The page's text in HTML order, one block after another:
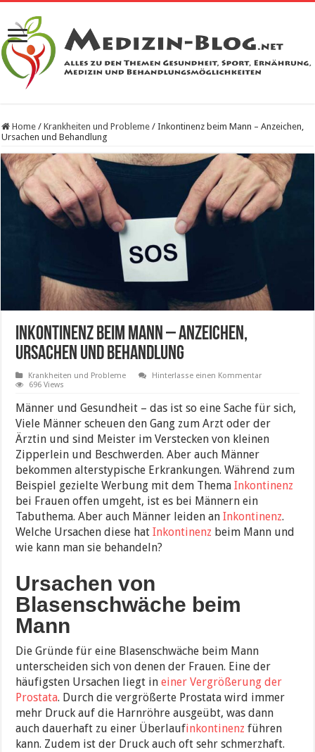
Home / Krankheiten und Probleme / Inkontinenz beim Mann – Anzeichen,
Ursachen und Behandlung
Inkontinenz beim Mann – Anzeichen,
Ursachen und Behandlung
Krankheiten und Probleme
Hinterlasse einen Kommentar
696 Views
Männer und Gesundheit – das ist so eine Sache für sich,
Viele Männer scheuen den Gang zum Arzt oder der
Ärztin und sind Meister im Verstecken von kleinen
Zipperlein und Beschwerden. Aber auch Männer
bekommen alterstypische Erkrankungen. Während zum
Beispiel gezielte Werbung mit dem ThemaInkontinenz
bei Frauen offen umgeht, ist es bei Männern ein
Tabuthema. Aber auch Männer leiden anInkontinenz.
Welche Ursachen diese hatInkontinenz beim Mann und
wie kann man sie behandeln?
Ursachen von
Blasenschwäche beim
Mann
Die Gründe für eine Blasenschwäche beim Mann
unterscheiden sich von denen der Frauen. Eine der
häufigsten Ursachen liegt ineiner Vergrößerung der
Prostata. Durch die vergrößerte Prostata wird immer
mehr Druck auf die Harnröhre ausgeübt, was dann
auch dauerhaft zu einer Überlaufinkontinenz führen
kann. Zudem ist der Druck auch oft sehr schmerzhaft.